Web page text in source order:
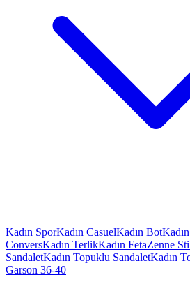
Kadın SporKadın CasuelKadın Bot
ConversKadın TerlikKadın FetaZenne
SandaletKadın Topuklu SandaletKadın
Garson 36-40